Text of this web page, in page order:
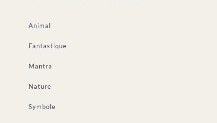
Animal
Fantastique
Mantra
Nature
Symbole